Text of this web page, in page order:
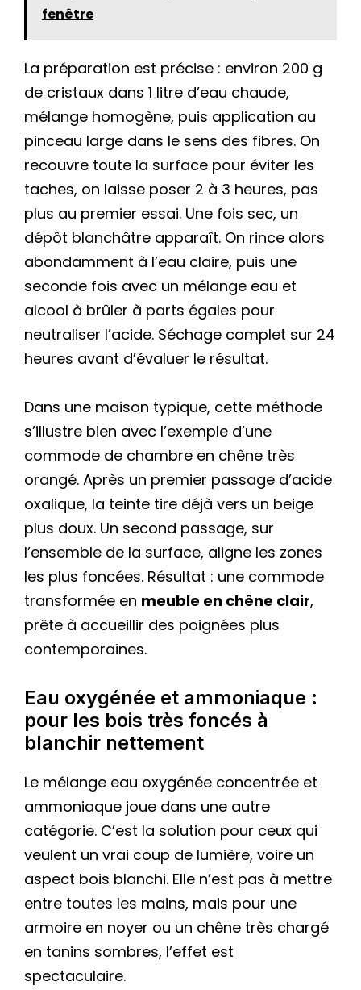
fenêtre
La préparation est précise : environ 200 g
de cristaux dans 1 litre d’eau chaude,
mélange homogène, puis application au
pinceau large dans le sens des fibres. On
recouvre toute la surface pour éviter les
taches, on laisse poser 2 à 3 heures, pas
plus au premier essai. Une fois sec, un
dépôt blanchâtre apparaît. On rince alors
abondamment à l’eau claire, puis une
seconde fois avec un mélange eau et
alcool à brûler à parts égales pour
neutraliser l’acide. Séchage complet sur 24
heures avant d’évaluer le résultat.
Dans une maison typique, cette méthode
s’illustre bien avec l’exemple d’une
commode de chambre en chêne très
orangé. Après un premier passage d’acide
oxalique, la teinte tire déjà vers un beige
plus doux. Un second passage, sur
l’ensemble de la surface, aligne les zones
les plus foncées. Résultat : une commode
transformée en meuble en chêne clair,
prête à accueillir des poignées plus
contemporaines.
Eau oxygénée et ammoniaque :
pour les bois très foncés à
blanchir nettement
Le mélange eau oxygénée concentrée et
ammoniaque joue dans une autre
catégorie. C’est la solution pour ceux qui
veulent un vrai coup de lumière, voire un
aspect bois blanchi. Elle n’est pas à mettre
entre toutes les mains, mais pour une
armoire en noyer ou un chêne très chargé
en tanins sombres, l’effet est
spectaculaire.